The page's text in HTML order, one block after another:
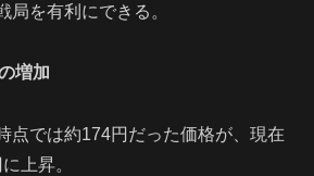
局を有利にできる。
増加
点では約174円だった価格が、現在
上昇。